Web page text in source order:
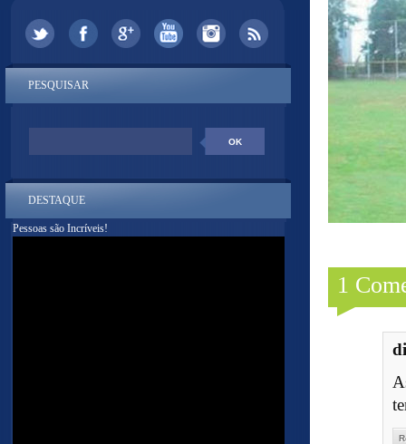
1
PESQUISAR
DESTAQUE
Pessoas são Incríveis!